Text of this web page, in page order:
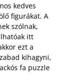
kedves
figurákat. A
szólnak,
itt
ezt a
kihagyni,
fa puzzle